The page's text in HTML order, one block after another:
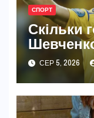
СПОРТ
Скільки
легенди
СЕР 5, 2026